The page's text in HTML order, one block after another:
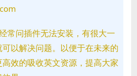
常问插件无法安装，有很大一
以解决问题。以便于在未来的
效的吸收英文资源，提高大家